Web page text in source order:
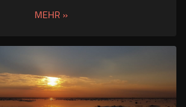
MEHR »